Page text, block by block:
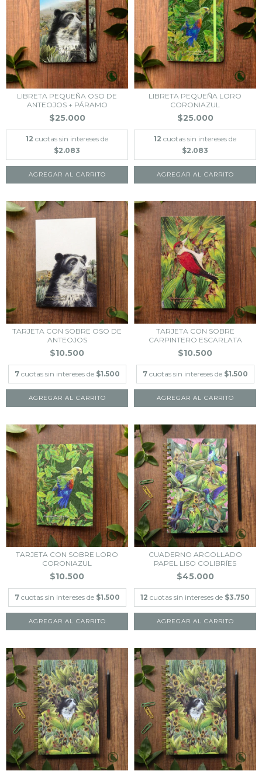
LIBRETA PEQUEÑA OSO DE
ANTEOJOS + PÁRAMO
$25.000
12 cuotas sin intereses de
$2.083
LIBRETA PEQUEÑA LORO
CORONIAZUL
$25.000
12 cuotas sin intereses de
$2.083
TARJETA CON SOBRE OSO DE
ANTEOJOS
$10.500
7 cuotas sin intereses de $1.500
TARJETA CON SOBRE
CARPINTERO ESCARLATA
$10.500
7 cuotas sin intereses de $1.500
TARJETA CON SOBRE LORO
CORONIAZUL
$10.500
7 cuotas sin intereses de $1.500
CUADERNO ARGOLLADO
PAPEL LISO COLIBRÍES
$45.000
12 cuotas sin intereses de $3.750